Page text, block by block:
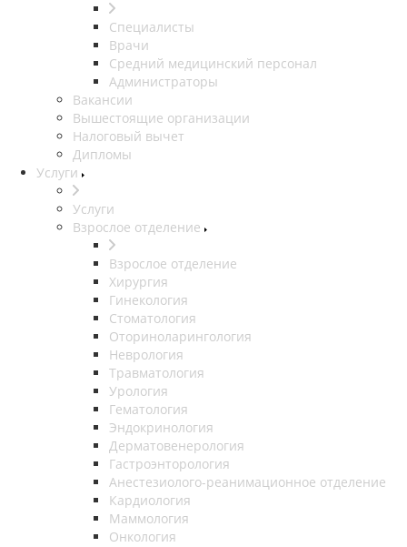
Специалисты
Врачи
Средний медицинский персонал
Администраторы
Вакансии
Вышестоящие организации
Налоговый вычет
Дипломы
Услуги
Услуги
Взрослое отделение
Взрослое отделение
Хирургия
Гинекология
Стоматология
Оториноларингология
Неврология
Травматология
Урология
Гематология
Эндокринология
Дерматовенерология
Гастроэнторология
Анестезиолого-реанимационное отделение
Кардиология
Маммология
Онкология